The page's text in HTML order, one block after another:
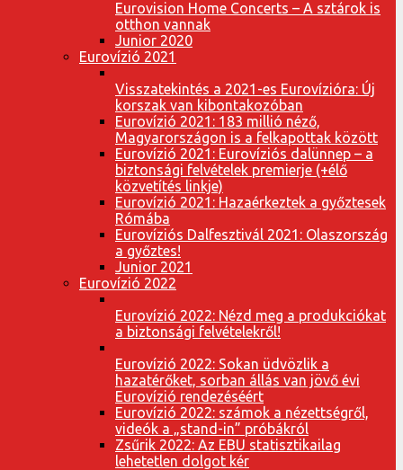
Eurovision Home Concerts – A sztárok is
otthon vannak
Junior 2020
Eurovízió 2021
Visszatekintés a 2021-es Eurovízióra: Új
korszak van kibontakozóban
Eurovízió 2021: 183 millió néző,
Magyarországon is a felkapottak között
Eurovízió 2021: Eurovíziós dalünnep – a
biztonsági felvételek premierje (+élő
közvetítés linkje)
Eurovízió 2021: Hazaérkeztek a győztesek
Rómába
Eurovíziós Dalfesztivál 2021: Olaszország
a győztes!
Junior 2021
Eurovízió 2022
Eurovízió 2022: Nézd meg a produkciókat
a biztonsági felvételekről!
Eurovízió 2022: Sokan üdvözlik a
hazatérőket, sorban állás van jövő évi
Eurovízió rendezéséért
Eurovízió 2022: számok a nézettségről,
videók a „stand-in” próbákról
Zsűrik 2022: Az EBU statisztikailag
lehetetlen dolgot kér